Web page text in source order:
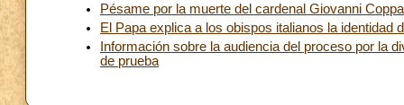
Pésame por la muerte del cardenal Giovanni
El Papa explica a los obispos italianos la identidad
Información sobre la audiencia del proceso por la
de prueba